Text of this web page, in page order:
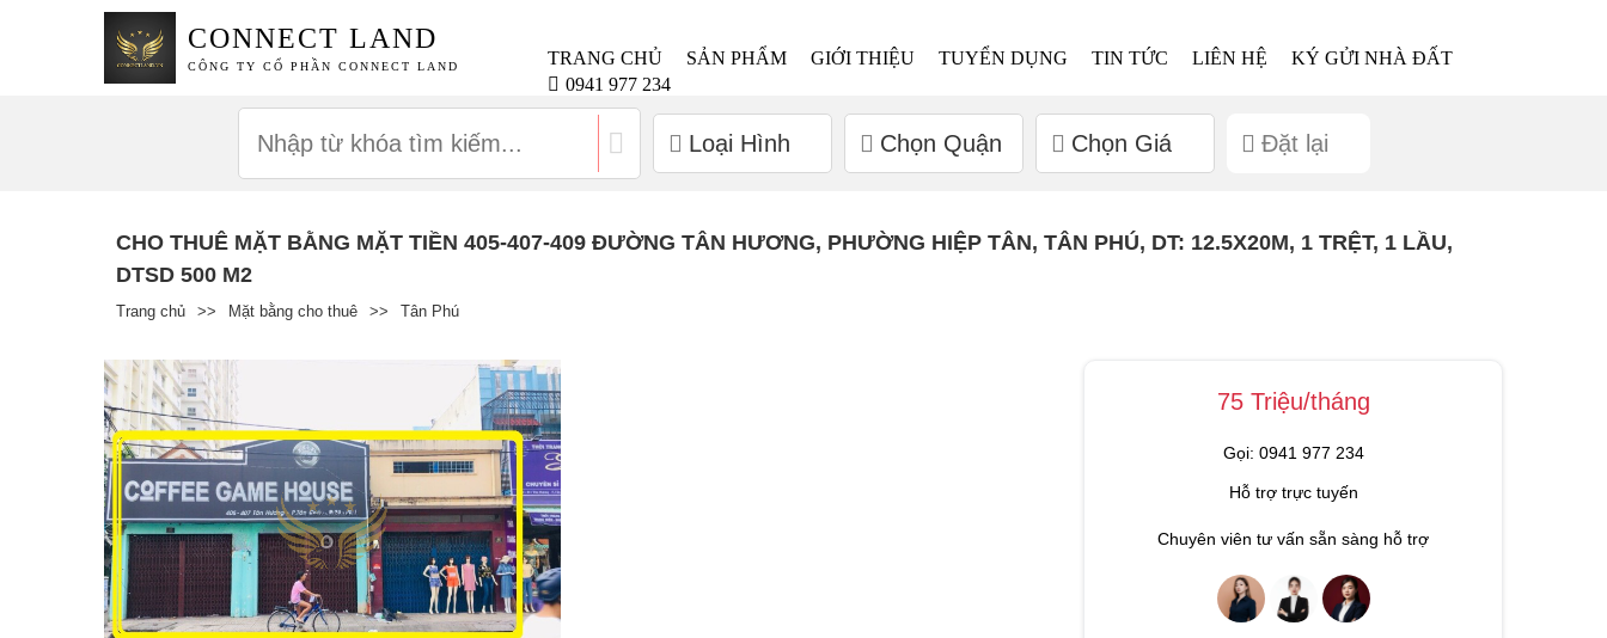
CONNECT LAND
CÔNG TY CỔ PHẦN CONNECT LAND TRANG CHỦ SẢN PHẨM GIỚI THIỆU TUYỂN DỤNG TIN TỨC LIÊN HỆ
KÝ GỬI NHÀ ĐẤT
0941 977 234
Loại Hình Chọn Quận Chọn Giá Đặt lại
CHO THUÊ MẶT BẰNG MẶT TIỀN 405-407-409 ĐƯỜNG TÂN HƯƠNG, PHƯỜNG HIỆP TÂN, TÂN PHÚ, DT: 12.5X20M, 1 TRỆT, 1 LẦU,
DTSD 500 M2
Trang chủ >> Mặt bằng cho thuê >> Tân Phú
75 Triệu/tháng
Gọi: 0941 977 234
Hỗ trợ trực tuyến
Chuyên viên tư vấn sẵn sàng hỗ trợ